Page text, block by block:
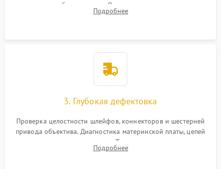
вспышки для безопасности. Очистка внутренних узлов от
пыли, песка и следов влаги с помощью спецсредств.
Подробнее
3. Глубокая дефектовка
Проверка целостности шлейфов, коннекторов и шестерней
привода объектива. Диагностика материнской платы, цепей
питания и картоприемника. Тестирование механизма
затвора и блока внутрикамерной стабилизации.
Подробнее